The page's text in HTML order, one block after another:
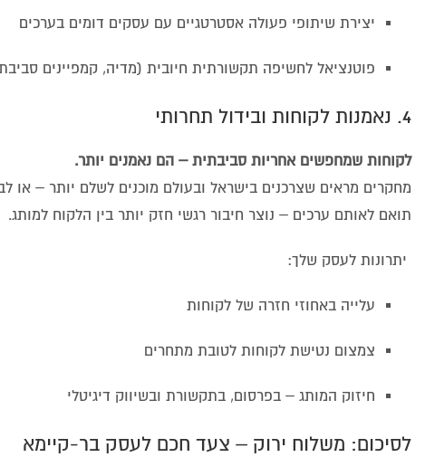
יצירת שיתופי פעולה אסטרטגיים עם עסקים דומים בערכים
פוטנציאל לחשיפה תקשורתית חיובית (מדיה, קמפיינים
4. נאמנות לקוחות ובידול תחרותי
לקוחות שמחפשים אחריות סביבתית – הם נאמנים יותר.
מחקרים מראים שצרכנים בישראל ובעולם מוכנים לשלם יותר –
תואם לאותם ערכים – נוצר חיבור רגשי חזק יותר בין הלקוח למותג.
יתרונות לעסק שלך:
עלייה באחוזי חזרה של לקוחות
צמצום נטישת לקוחות לטובת מתחרים
חיזוק המותג – בפרסום, בתקשורת ובשיווק דיגיטלי
לסיכום: משלוח ירוק – צעד חכם לעסק בר-קיימא